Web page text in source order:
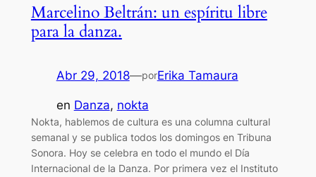
Marcelino Beltrán: un espíritu libre
para la danza.
Abr 29, 2018—porErika Tamaura
en Danza, nokta
Nokta, hablemos de cultura es una columna cultural
semanal y se publica todos los domingos en Tribuna
Sonora. Hoy se celebra en todo el mundo el Día
Internacional de la Danza. Por primera vez el Instituto